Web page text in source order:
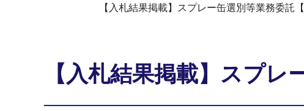
【入札結果掲載】スプレー缶選別等業務委託
【入札結果掲載】スプレ